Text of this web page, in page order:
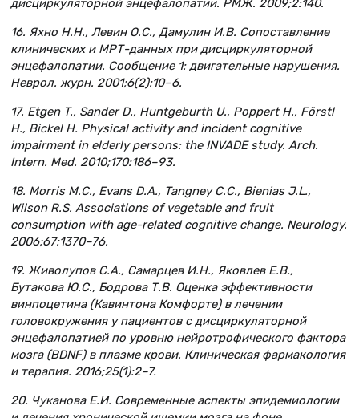
дисциркуляторной энцефалопатии. РМЖ. 2009;2:140.
16. Яхно Н.Н., Левин О.С., Дамулин И.В. Сопоставление
клинических и МРТ-данных при дисциркуляторной
энцефалопатии. Сообщение 1: двигательные нарушения.
Неврол. журн. 2001;6(2):10–6.
17. Etgen T., Sander D., Huntgeburth U., Poppert H., Förstl
H., Bickel H. Physical activity and incident cognitive
impairment in elderly persons: the INVADE study. Arch.
Intern. Med. 2010;170:186–93.
18. Morris M.C., Evans D.A., Tangney C.C., Bienias J.L.,
Wilson R.S. Associations of vegetable and fruit
consumption with age-related cognitive change. Neurology.
2006;67:1370–76.
19. Живолупов С.А., Самарцев И.Н., Яковлев Е.В.,
Бутакова Ю.С., Бодрова Т.В. Оценка эффективности
винпоцетина (Кавинтона Комфорте) в лечении
головокружения у пациентов с дисциркуляторной
энцефалопатией по уровню нейротрофического фактора
мозга (BDNF) в плазме крови. Клиническая фармакология
и терапия. 2016;25(1):2–7.
20. Чуканова Е.И. Современные аспекты эпидемиологии